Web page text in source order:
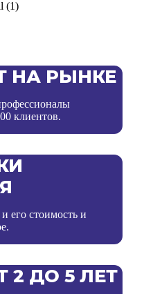
НА РЫНКЕ
клиентов.
его стоимость и
2 ДО 5 ЛЕТ